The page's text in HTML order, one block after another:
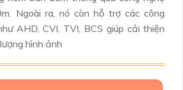
Ngoài ra, nó còn hỗ trợ các công
AHD, CVI, TVI, BCS giúp cải thiện
hình ảnh